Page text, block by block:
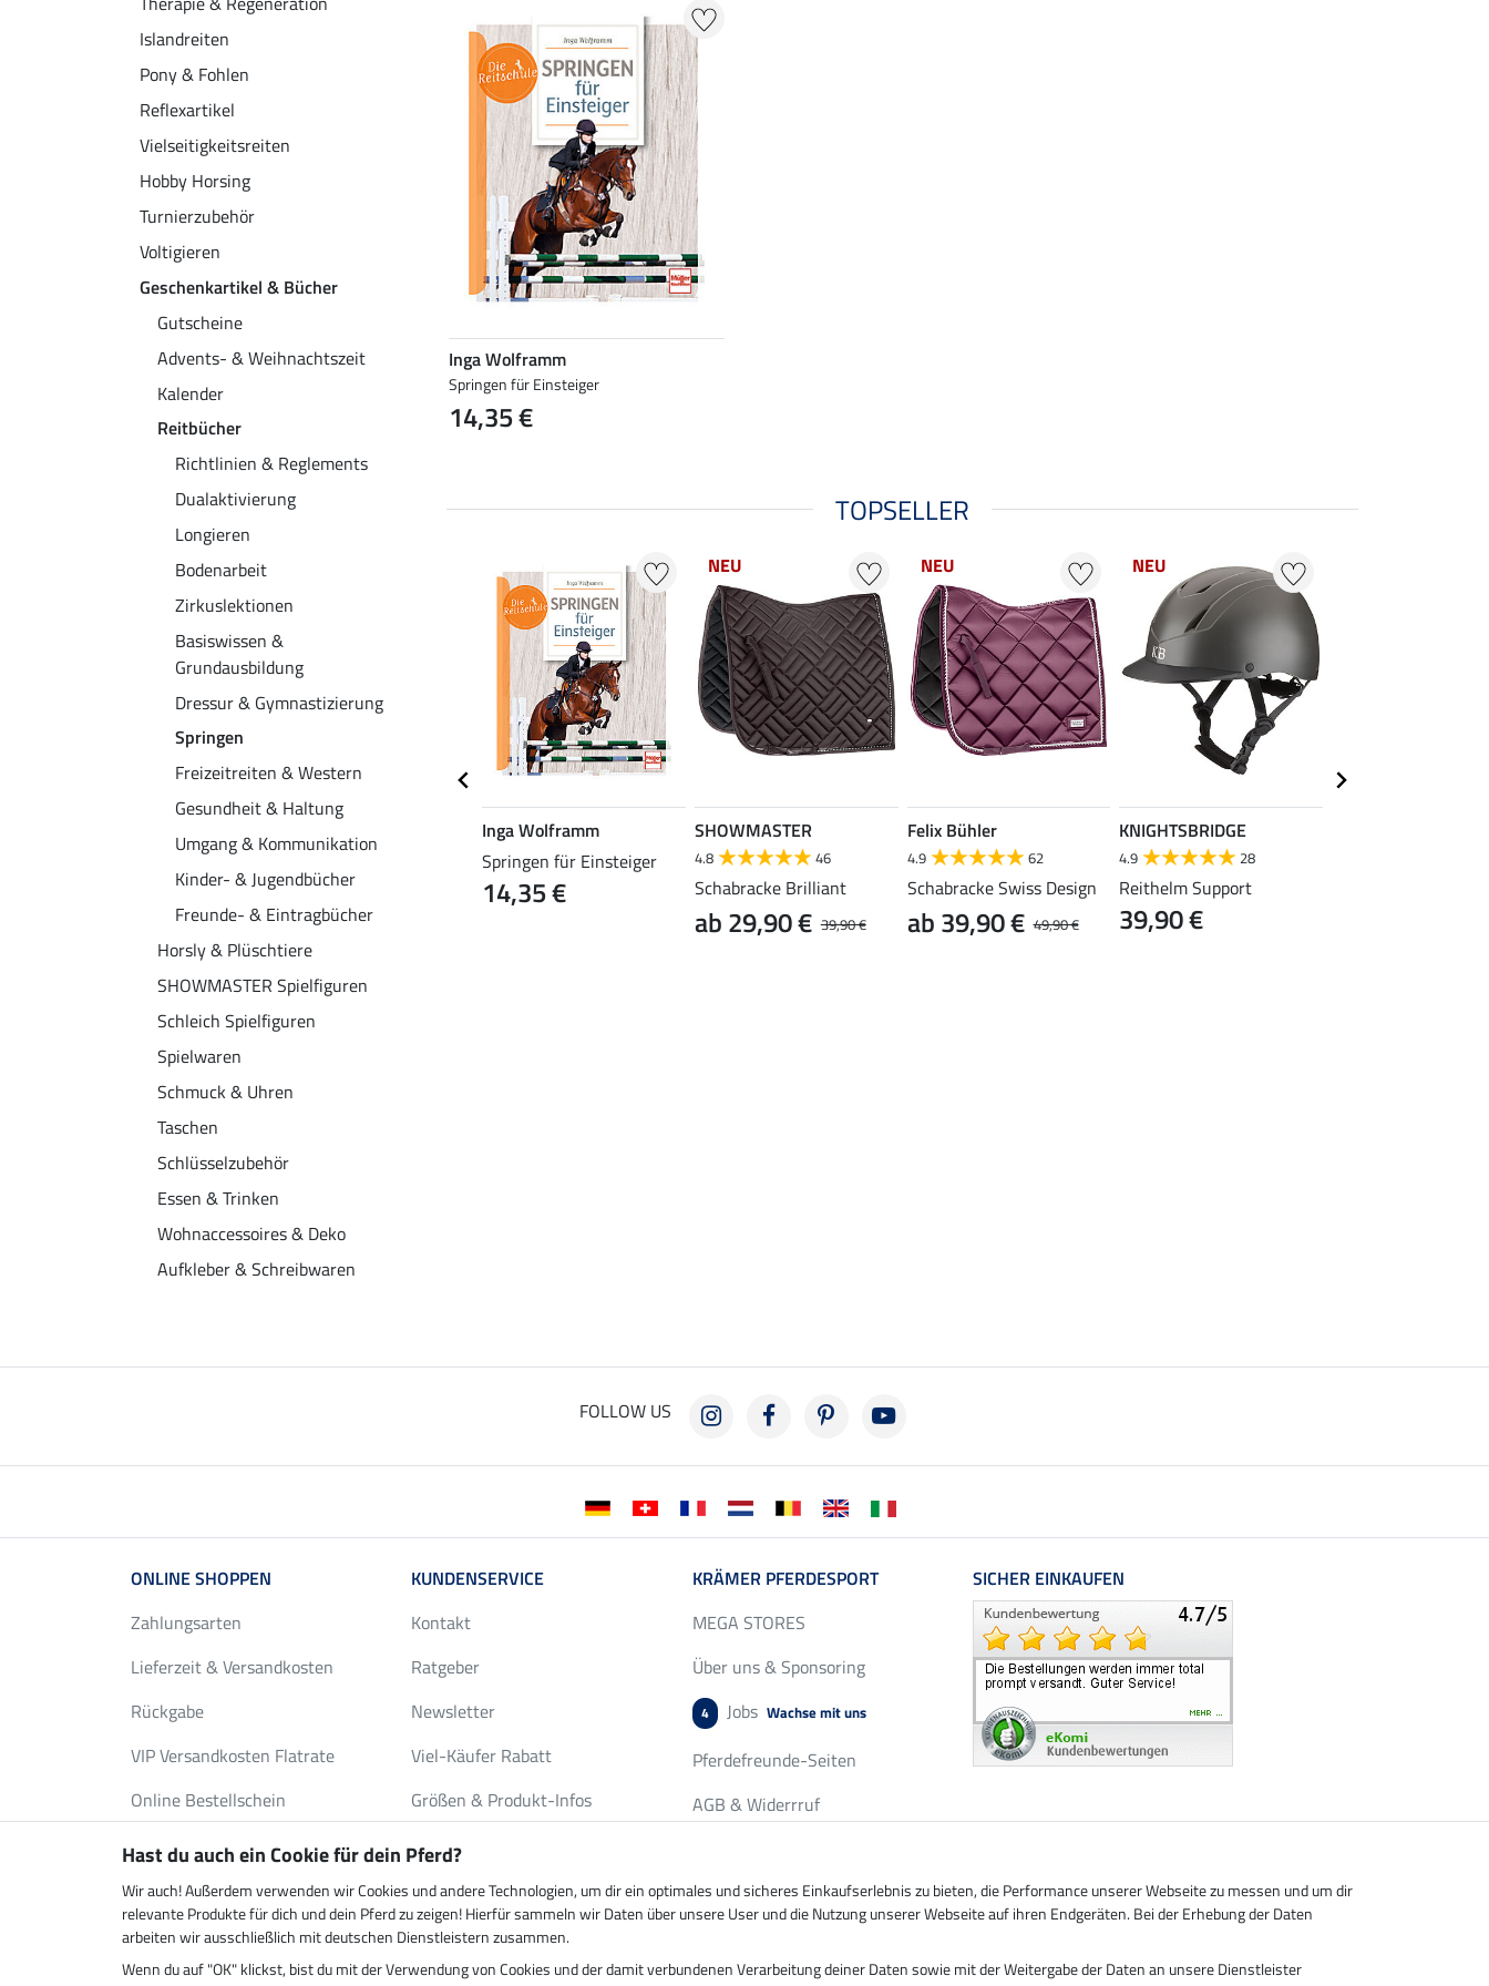
Islandreiten
Pony & Fohlen
Reflexartikel
Vielseitigkeitsreiten
Hobby Horsing
Turnierzubehör
Voltigieren
Geschenkartikel & Bücher
Gutscheine
Advents- & Weihnachtszeit
Kalender
Reitbücher
Richtlinien & Reglements
Dualaktivierung
Longieren
Bodenarbeit
Zirkuslektionen
Basiswissen &
Grundausbildung
Dressur & Gymnastizierung
Springen
Freizeitreiten & Western
Gesundheit & Haltung
Umgang & Kommunikation
Kinder- & Jugendbücher
Freunde- & Eintragbücher
Horsly & Plüschtiere
SHOWMASTER Spielfiguren
Schleich Spielfiguren
Spielwaren
Schmuck & Uhren
Taschen
Schlüsselzubehör
Essen & Trinken
Wohnaccessoires & Deko
Aufkleber & Schreibwaren
Inga Wolframm
Springen für Einsteiger
14,35 €
TOPSELLER
108
Anbindeseil Durable mit
7,99 €
ab 5,99 €
Felix Bühler
4.7
Teddyfleece-
Dressurgamaschen
Essential, Vorderbeine
ab 23,90 €
Inga Wolframm
Springen für Einsteiger
14,35 €
NEU
SHOWMASTER
4.8 46
Schabracke Brilliant
39,90 €
ab 29,90 €
NEU
Felix Bühler
4.9 62
Schabracke Swiss Design
49,90 €
ab 39,90 €
NEU
KNIGHTSBRIDGE
4.9 28
Reithelm Support
39,90 €
FOLLOW US
ONLINE SHOPPEN
Zahlungsarten
Lieferzeit & Versandkosten
Rückgabe
VIP Versandkosten Flatrate
Online Bestellschein
Gutscheine
FAQ
KUNDENSERVICE
Kontakt
Ratgeber
Newsletter
Viel-Käufer Rabatt
Größen & Produkt-Infos
Deckenwaschservice
Katalog anfordern
KRÄMER PFERDESPORT
MEGA STORES
Über uns & Sponsoring
4 Jobs Wachse mit uns
Pferdefreunde-Seiten
AGB & Widerrruf
Impressum
SICHER EINKAUFEN
Hast du auch ein Cookie für dein Pferd?
Wir auch! Außerdem verwenden wir Cookies und andere Technologien, um dir ein optimales und sicheres Einkaufserlebnis zu bieten, die Performance unserer Webseite zu messen und um dir
relevante Produkte für dich und dein Pferd zu zeigen! Hierfür sammeln wir Daten über unsere User und die Nutzung unserer Webseite auf ihren Endgeräten. Bei der Erhebung der Daten
arbeiten wir ausschließlich mit deutschen Dienstleistern zusammen.
Wenn du auf "OK" klickst, bist du mit der Verwendung von Cookies und der damit verbundenen Verarbeitung deiner Daten sowie mit der Weitergabe der Daten an unsere Dienstleister